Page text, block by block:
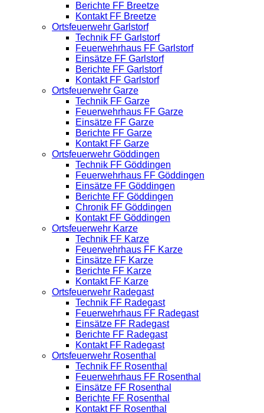
Berichte FF Breetze
Kontakt FF Breetze
Ortsfeuerwehr Garlstorf
Technik FF Garlstorf
Feuerwehrhaus FF Garlstorf
Einsätze FF Garlstorf
Berichte FF Garlstorf
Kontakt FF Garlstorf
Ortsfeuerwehr Garze
Technik FF Garze
Feuerwehrhaus FF Garze
Einsätze FF Garze
Berichte FF Garze
Kontakt FF Garze
Ortsfeuerwehr Göddingen
Technik FF Göddingen
Feuerwehrhaus FF Göddingen
Einsätze FF Göddingen
Berichte FF Göddingen
Chronik FF Göddingen
Kontakt FF Göddingen
Ortsfeuerwehr Karze
Technik FF Karze
Feuerwehrhaus FF Karze
Einsätze FF Karze
Berichte FF Karze
Kontakt FF Karze
Ortsfeuerwehr Radegast
Technik FF Radegast
Feuerwehrhaus FF Radegast
Einsätze FF Radegast
Berichte FF Radegast
Kontakt FF Radegast
Ortsfeuerwehr Rosenthal
Technik FF Rosenthal
Feuerwehrhaus FF Rosenthal
Einsätze FF Rosenthal
Berichte FF Rosenthal
Kontakt FF Rosenthal